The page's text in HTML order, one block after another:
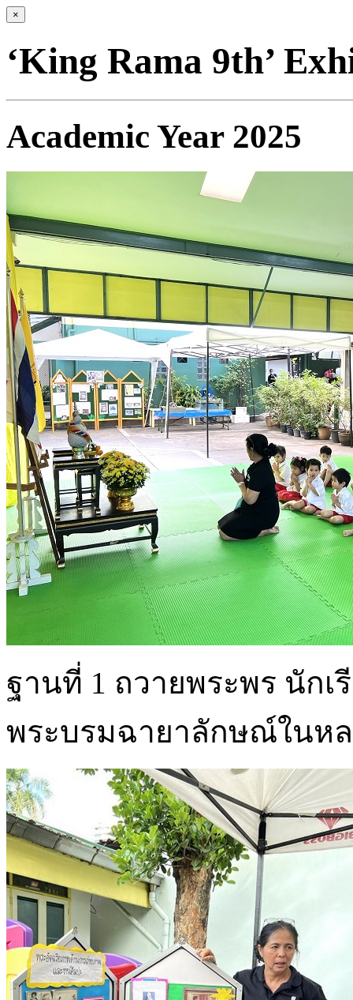
×
‘King Rama 9th’
Academic Year 2025
ฐานที่ 1 ถวายพระพร นัก
พระบรมฉายาลักษณ์ในห